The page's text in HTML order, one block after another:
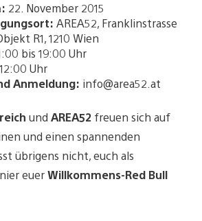
22. November 2015
AREA52, Franklinstrasse
R1, 1210 Wien
bis 19:00 Uhr
12:00 Uhr
Anmeldung: info@area52.at
und AREA52 freuen sich auf
und einen spannenden
übrigens nicht, euch als
euerWillkommens-Red Bull